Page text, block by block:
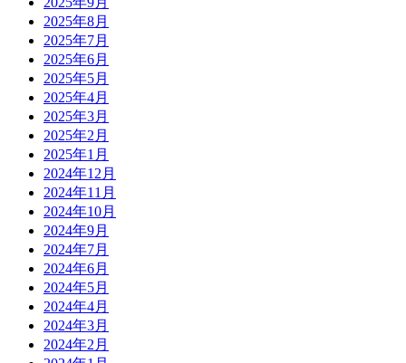
2025年8月
2025年7月
2025年6月
2025年5月
2025年4月
2025年3月
2025年2月
2025年1月
2024年12月
2024年11月
2024年10月
2024年9月
2024年7月
2024年6月
2024年5月
2024年4月
2024年3月
2024年2月